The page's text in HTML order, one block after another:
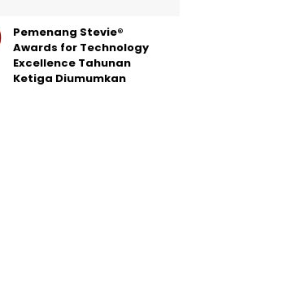
Pemenang Stevie®
Awards for Technology
Excellence Tahunan
Ketiga Diumumkan